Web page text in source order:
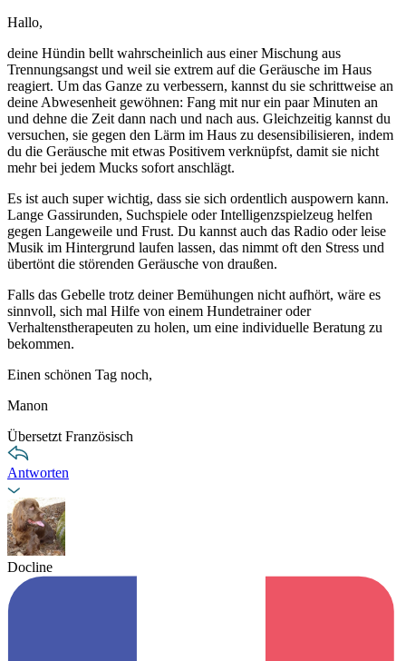
Hallo,
deine Hündin bellt wahrscheinlich aus einer Mischung aus
Trennungsangst und weil sie extrem auf die Geräusche im Haus
reagiert. Um das Ganze zu verbessern, kannst du sie schrittweise an
deine Abwesenheit gewöhnen: Fang mit nur ein paar Minuten an
und dehne die Zeit dann nach und nach aus. Gleichzeitig kannst du
versuchen, sie gegen den Lärm im Haus zu desensibilisieren, indem
du die Geräusche mit etwas Positivem verknüpfst, damit sie nicht
mehr bei jedem Mucks sofort anschlägt.
Es ist auch super wichtig, dass sie sich ordentlich auspowern kann.
Lange Gassirunden, Suchspiele oder Intelligenzspielzeug helfen
gegen Langeweile und Frust. Du kannst auch das Radio oder leise
Musik im Hintergrund laufen lassen, das nimmt oft den Stress und
übertönt die störenden Geräusche von draußen.
Falls das Gebelle trotz deiner Bemühungen nicht aufhört, wäre es
sinnvoll, sich mal Hilfe von einem Hundetrainer oder
Verhaltenstherapeuten zu holen, um eine individuelle Beratung zu
bekommen.
Einen schönen Tag noch,
Manon
Übersetzt Französisch
Antworten
Docline